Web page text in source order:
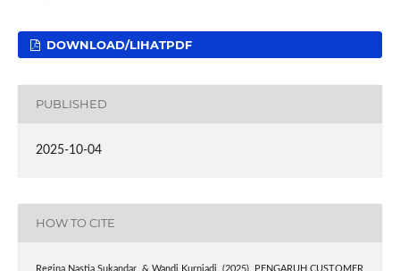
DOWNLOAD/LIHATPDF
PUBLISHED
2025-10-04
HOW TO CITE
Regina Nastia Sukandar, & Wandi Kurniadi. (2025). PENGARUH CUSTOMER